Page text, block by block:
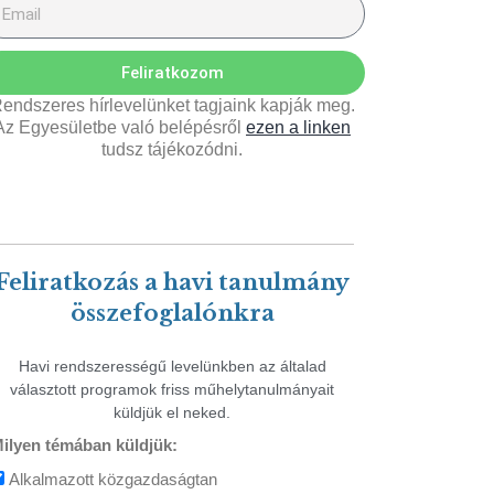
Feliratkozom
hírlevelünket tagjaink kapják meg.
Egyesületbe való belépésről ezen a linken
tudsz tájékozódni.
a havi tanulmány
összefoglalónkra
Havi rendszerességű levelünkben az általad
választott programok friss műhelytanulmányait
küldjük el neked.
témában küldjük:
Alkalmazott közgazdaságtan